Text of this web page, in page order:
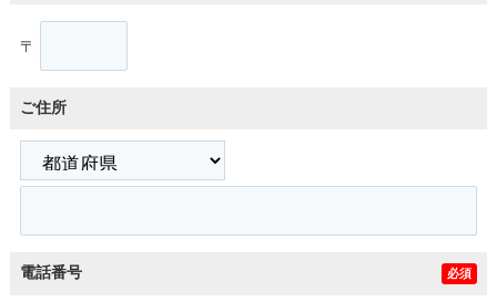
〒
ご住所
電話番号 必須